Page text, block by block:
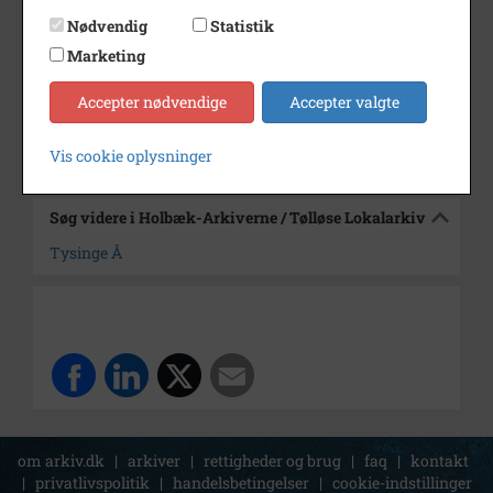
Dateringsnote
jan 1987
Fotograf
Arkiv
Holbæk-Arkiverne / Tølløse
Lokalarkiv
Kontakt arkivet
Søg videre i Holbæk-Arkiverne / Tølløse Lokalarkiv
Tysinge Å
om arkiv.dk | arkiver | rettigheder og brug | faq | kontakt
| privatlivspolitik | handelsbetingelser | cookie-indstillinger
Nødvendig
Statistik
Marketing
Accepter nødvendige Accepter valgte
Vis cookie oplysninger